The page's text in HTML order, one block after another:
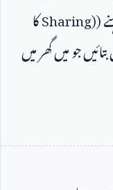
(
Sharing)